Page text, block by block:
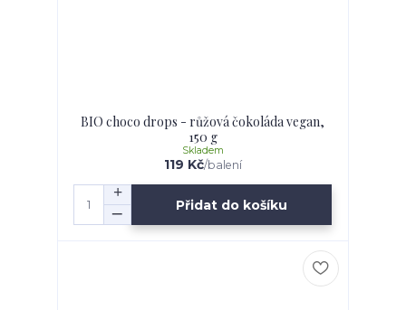
BIO choco drops - růžová čokoláda vegan,
150 g
119 Kč/balení
Skladem
Přidat do košíku